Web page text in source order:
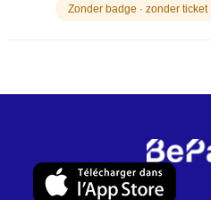
Zonder badge · zonder ticket